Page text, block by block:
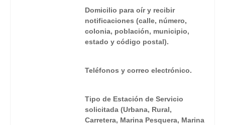
Domicilio para oír y recibir
notificaciones (calle, número,
colonia, población, municipio,
estado y código postal).
Teléfonos y correo electrónico.
Tipo de Estación de Servicio
solicitada (Urbana, Rural,
Carretera, Marina Pesquera, Marina